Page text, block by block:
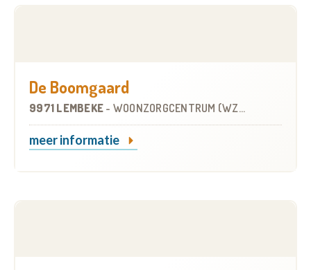
De Boomgaard
9971 LEMBEKE - WOONZORGCENTRUM (WZC)
meer informatie